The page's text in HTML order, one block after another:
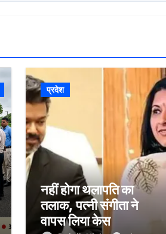
प्रदेश
नहीं होगा थलापति का
तलाक, पत्नी संगीता ने
वापस लिया केस